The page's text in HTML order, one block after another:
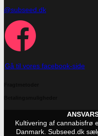
@subseed.dk
Gå til vores facebook-side
Kultivering af cannabisfrø
Danmark. Subseed.dk